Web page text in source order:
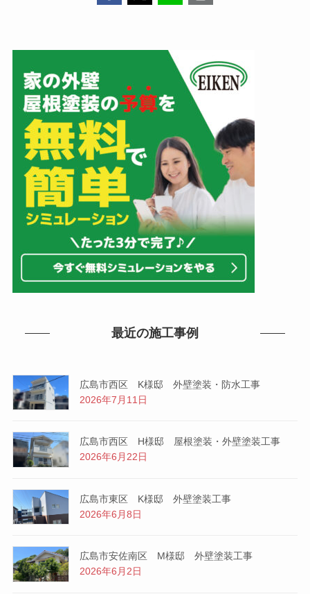
最近の施工事例
広島市西区 K様邸 外壁塗装・防水工事
2026年7月11日
広島市西区 H様邸 屋根塗装・外壁塗装工事
2026年6月22日
広島市東区 K様邸 外壁塗装工事
2026年6月8日
広島市安佐南区 M様邸 外壁塗装工事
2026年6月2日